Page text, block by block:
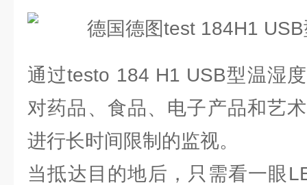
通过testo 184 H1 USB型温湿
对药品、食品、电子产品和艺
进行长时间限制的监视。
当抵达目的地后，只需看一眼